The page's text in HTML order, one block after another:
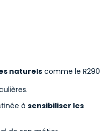
naturelscomme le R290
à sensibiliser les